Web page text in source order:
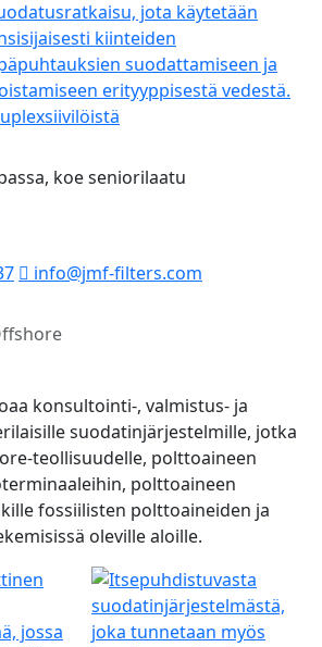
koe seniorilaatu
info@jmf-filters.com
konsultointi-, valmistus- ja
suodatinjärjestelmille, jotka
teollisuudelle, polttoaineen
polttoaineen
fossiilisten polttoaineiden ja
oleville aloille.